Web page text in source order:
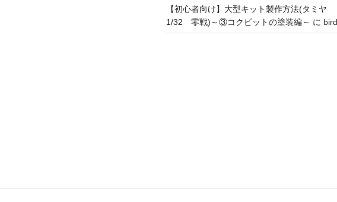
【初心者向け】大型キット製作方法(タミヤ
1/32 零戦)～③コクピットの塗装編～ に bird